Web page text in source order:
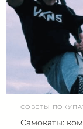
СОВЕТЫ
Самокаты: